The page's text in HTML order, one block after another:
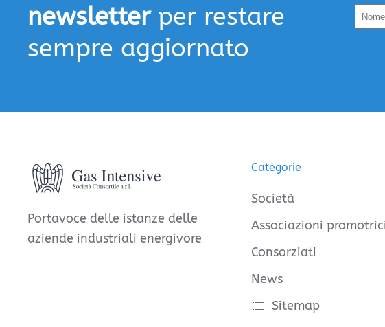
newsletterper restare
sempre aggiornato
Portavoce delle istanze delle
aziende industriali energivore
Categorie
Società
Associazioni
Consorziati
News
Sitemap